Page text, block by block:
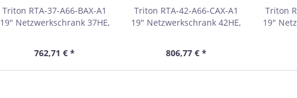
Triton RTA-37-A66-BAX-A1
19" Netzwerkschrank 37HE,
762,71 € *
Triton RTA-42-A66-CAX-A1
19" Netzwerkschrank 42HE,
806,77 € *
Triton
19"